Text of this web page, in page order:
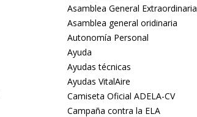
Asamblea General Extraordinaria
Asamblea general oridinaria
Autonomía Personal
Ayuda
Ayudas técnicas
Ayudas VitalAire
Camiseta Oficial ADELA-CV
Campaña contra la ELA